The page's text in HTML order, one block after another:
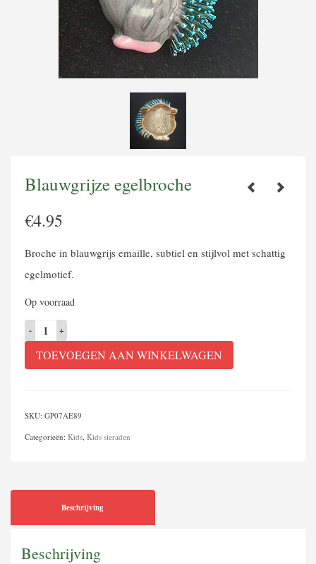
Blauwgrijze egelbroche
€4.95
Broche in blauwgrijs emaille, subtiel en stijlvol met schattig
egelmotief.
Op voorraad
Blauwgrijze
egelbroche
aantal
TOEVOEGEN AAN WINKELWAGEN
SKU: GP07AE89
Categorieën: Kids, Kids sieraden
Beschrijving
Beschrijving